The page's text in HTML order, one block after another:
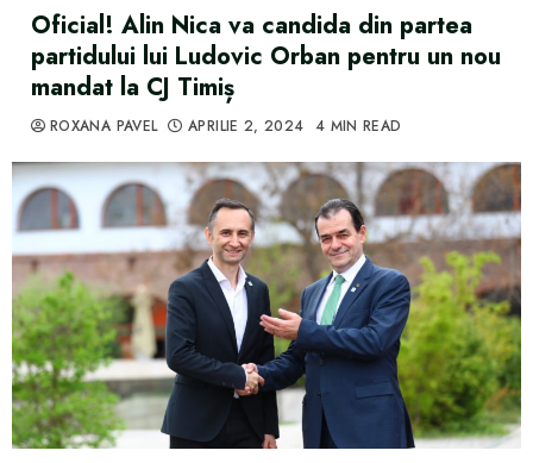
Oficial! Alin Nica va candida din partea
partidului lui Ludovic Orban pentru un nou
mandat la CJ Timiș
ROXANA PAVEL APRILIE 2, 2024 4 MIN READ